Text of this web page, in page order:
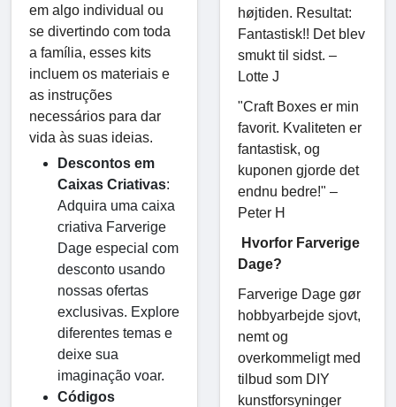
em algo individual ou
se divertindo com toda
a família, esses kits
incluem os materiais e
as instruções
necessários para dar
vida às suas ideias.
Descontos em
Caixas Criativas:
Adquira uma caixa
criativa Farverige
Dage especial com
desconto usando
nossas ofertas
exclusivas. Explore
diferentes temas e
deixe sua
imaginação voar.
Códigos
højtiden. Resultat:
Fantastisk!! Det blev
smukt til sidst. –
Lotte J
"Craft Boxes er min
favorit. Kvaliteten er
fantastisk, og
kuponen gjorde det
endnu bedre!" –
Peter H
Hvorfor Farverige
Dage?
Farverige Dage gør
hobbyarbejde sjovt,
nemt og
overkommeligt med
tilbud som DIY
kunstforsyninger